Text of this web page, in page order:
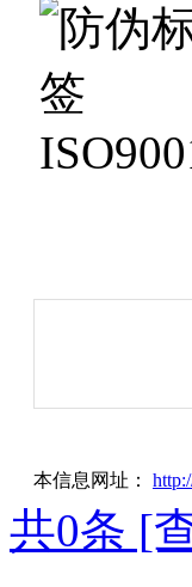
本信息网址：
共0条 [